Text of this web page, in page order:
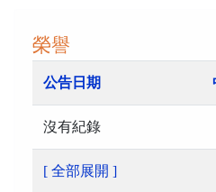
榮譽
公告日期
沒有紀錄
[ 全部展開 ]